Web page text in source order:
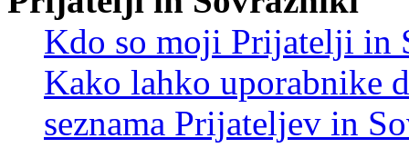
Kdo so moji Prijatelji in
Kako lahko uporabnike
seznama Prijateljev in